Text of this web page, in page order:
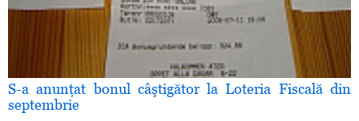
S-a anunţat bonul câştigător la Loteria Fiscală din
septembrie